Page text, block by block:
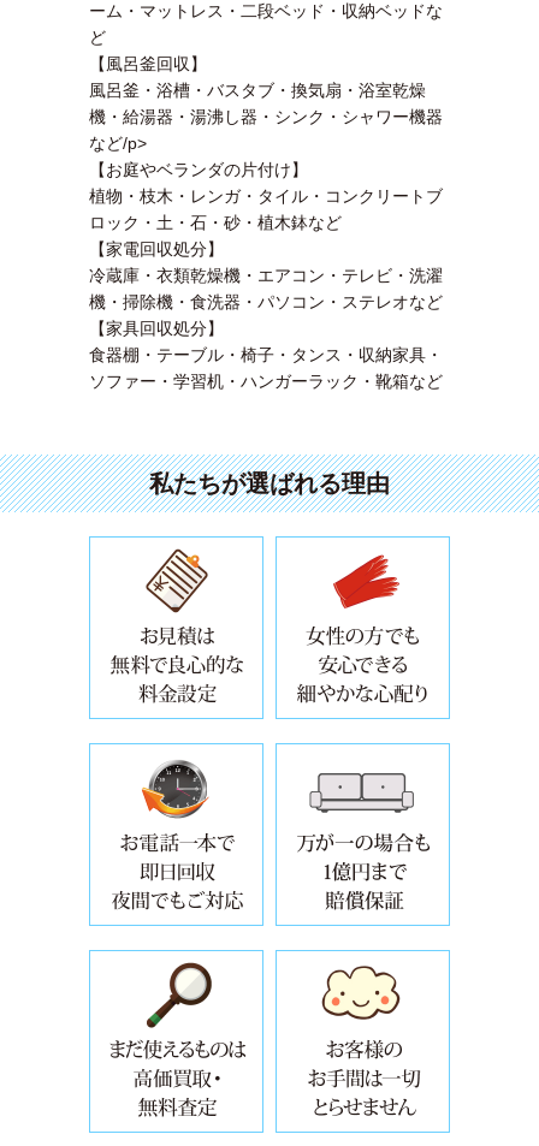
ーム・マットレス・二段ベッド・収納ベッドな
ど
【風呂釜回収】
風呂釜・浴槽・バスタブ・換気扇・浴室乾燥
機・給湯器・湯沸し器・シンク・シャワー機器
など/p>
【お庭やベランダの片付け】
植物・枝木・レンガ・タイル・コンクリートブ
ロック・土・石・砂・植木鉢など
【家電回収処分】
冷蔵庫・衣類乾燥機・エアコン・テレビ・洗濯
機・掃除機・食洗器・パソコン・ステレオなど
【家具回収処分】
食器棚・テーブル・椅子・タンス・収納家具・
ソファー・学習机・ハンガーラック・靴箱など
私たちが選ばれる理由